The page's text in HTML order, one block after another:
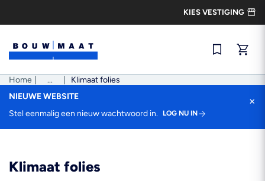
inhoud
KIES VESTIGING
Snel
Home ...
Pad
Klimaat folies
NIEUWE WEBSITE
Stel eenmalig een nieuw wachtwoord in.
LOG NU IN
×
Klimaat folies